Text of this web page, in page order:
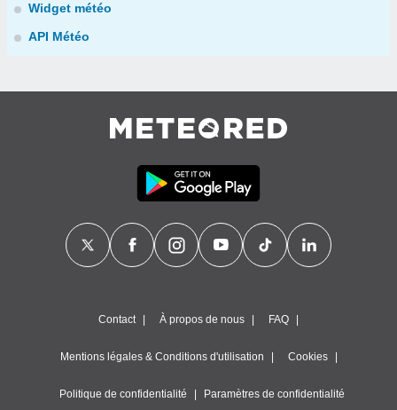
Widget météo
API Météo
Contact À propos de nous FAQ
Mentions légales & Conditions d'utilisation Cookies
Politique de confidentialité Paramètres de confidentialité